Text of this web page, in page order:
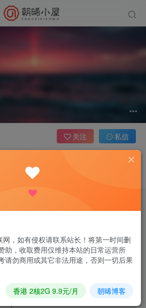
关注 私信
论2 板块0 帖子0 粉丝0
排序
，如有侵权请联系站长！将第一时间删
助，收取费用仅维持本站的日常运营所
请勿商用或其它非法用途，否则一切后果
香港 2核2G 9.9元/月 朝晞博客